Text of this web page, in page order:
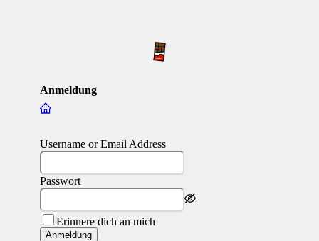
Anmeldung
Username or Email Address
Passwort
Erinnere dich an mich
Anmeldung